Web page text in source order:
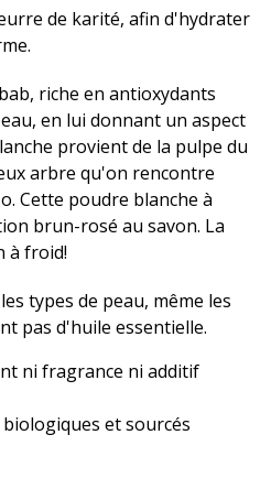
de karité, afin d'hydrater
riche en antioxydants
en lui donnant un aspect
provient de la pulpe du
arbre qu'on rencontre
Cette poudre blanche à
brun-rosé au savon. La
à froid!
types de peau, même les
pas d'huile essentielle.
ni fragrance ni additif
et sourcés